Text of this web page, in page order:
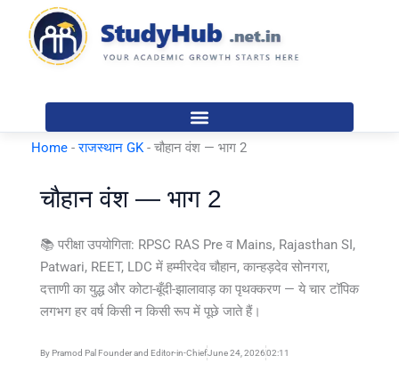
content
Home -राजस्थान GK- चौहान वंश — भाग 2
चौहान वंश — भाग 2
📚 परीक्षा उपयोगिता: RPSC RAS Pre व Mains, Rajasthan SI,
Patwari, REET, LDC में हम्मीरदेव चौहान, कान्हड़देव सोनगरा,
दत्ताणी का युद्ध और कोटा-बूँदी-झालावाड़ का पृथक्करण — ये चार टॉपिक
लगभग हर वर्ष किसी न किसी रूप में पूछे जाते हैं।
By Pramod Pal Founder and Editor-in-ChiefJune 24, 202602:11